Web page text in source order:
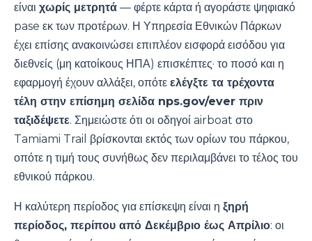
είναι χωρίς μετρητά — φέρτε κάρτα ή αγοράστε ψηφιακό
pase εκ των προτέρων. Η Υπηρεσία Εθνικών Πάρκων
έχει επίσης ανακοινώσει επιπλέον εισφορά εισόδου για
διεθνείς (μη κατοίκους ΗΠΑ) επισκέπτες· το ποσό και η
εφαρμογή έχουν αλλάξει, οπότε ελέγξτε τα τρέχοντα
τέλη στην επίσημη σελίδα nps.gov/ever πριν
ταξιδέψετε. Σημειώστε ότι οι οδηγοί airboat στο
Tamiami Trail βρίσκονται εκτός των ορίων του πάρκου,
οπότε η τιμή τους συνήθως δεν περιλαμβάνει το τέλος του
εθνικού πάρκου.
Η καλύτερη περίοδος για επίσκεψη είναι η ξηρή
περίοδος, περίπου από Δεκέμβριο έως Απρίλιο: οι